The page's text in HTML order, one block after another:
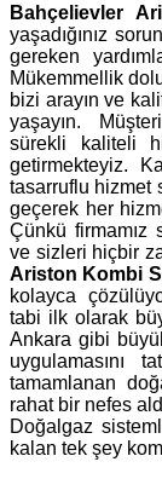
Bahçelievler
yaşadığınız
gereken
Mükemmellik
bizi arayın ve
yaşayın.
sürekli kaliteli
getirmekteyiz.
tasarruflu hizmet
geçerek her
Çünkü firmamız
ve sizleri hiçbir
Ariston Kombi
kolayca
tabi ilk olarak
Ankara gibi
uygulamasını
tamamlanan
rahat bir nefes
Doğalgaz
kalan tek şey